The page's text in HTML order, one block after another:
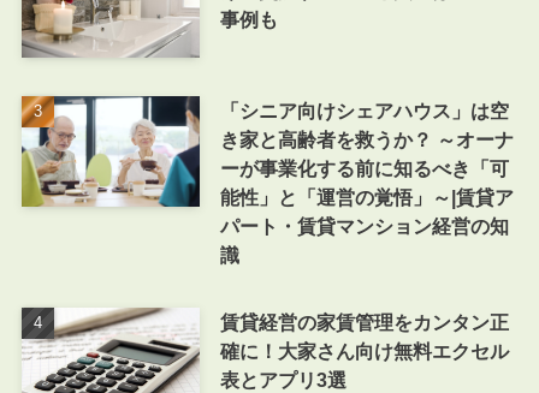
事例も
「シニア向けシェアハウス」は空
き家と高齢者を救うか？ ～オーナ
ーが事業化する前に知るべき「可
能性」と「運営の覚悟」～|賃貸ア
パート・賃貸マンション経営の知
識
賃貸経営の家賃管理をカンタン正
確に！大家さん向け無料エクセル
表とアプリ3選